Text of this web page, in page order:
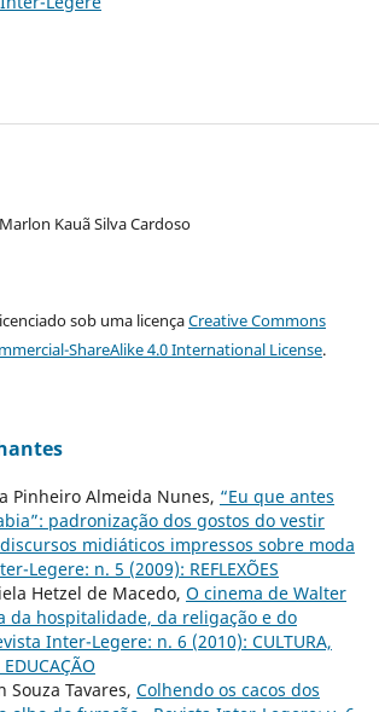
Kauã Silva Cardoso
sob uma licençaCreative Commons
ShareAlike 4.0 International License.
Pinheiro Almeida Nunes, “Eu que antes
padronização dos gostos do vestir
midiáticos impressos sobre moda
Legere: n. 5 (2009): REFLEXÕES
Hetzel de Macedo, O cinema de Walter
da hospitalidade, da religação e do
Inter-Legere: n. 6 (2010): CULTURA,
Souza Tavares, Colhendo os cacos dos